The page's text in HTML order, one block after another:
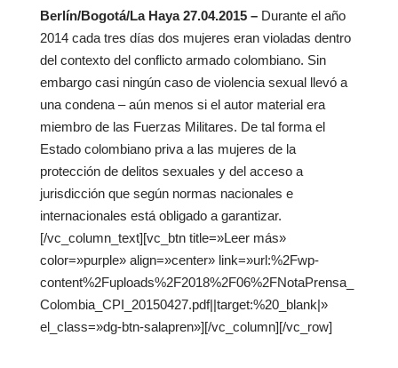
Berlín/Bogotá/La Haya 27.04.2015 –Durante el año
2014 cada tres días dos mujeres eran violadas dentro
del contexto del conflicto armado colombiano. Sin
embargo casi ningún caso de violencia sexual llevó a
una condena – aún menos si el autor material era
miembro de las Fuerzas Militares. De tal forma el
Estado colombiano priva a las mujeres de la
protección de delitos sexuales y del acceso a
jurisdicción que según normas nacionales e
internacionales está obligado a garantizar.
[/vc_column_text][vc_btn title=»Leer más»
color=»purple» align=»center» link=»url:%2Fwp-
content%2Fuploads%2F2018%2F06%2FNotaPrensa_
Colombia_CPI_20150427.pdf||target:%20_blank|»
el_class=»dg-btn-salapren»][/vc_column][/vc_row]